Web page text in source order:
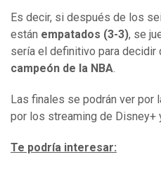
Es decir, si después de los
están empatados (3-3), se
sería el definitivo para decidir
campeón de la NBA.
Las finales se podrán ver por
por los streaming de Disney+
Te podría interesar: